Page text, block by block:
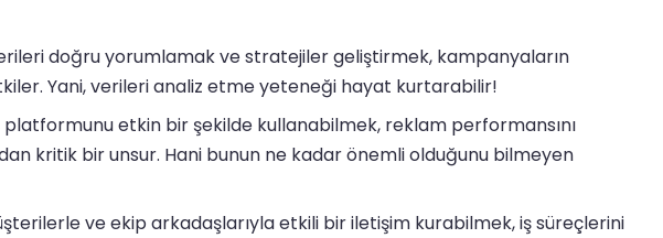
doğru yorumlamak ve stratejiler geliştirmek, kampanyaların
Yani, verileri analiz etme yeteneği hayat kurtarabilir!
etkin bir şekilde kullanabilmek, reklam performansını
kritik bir unsur. Hani bunun ne kadar önemli olduğunu bilmeyen
ve ekip arkadaşlarıyla etkili bir iletişim kurabilmek, iş süreçlerini